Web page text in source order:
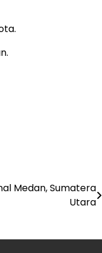
Medan, Sumatera
Utara